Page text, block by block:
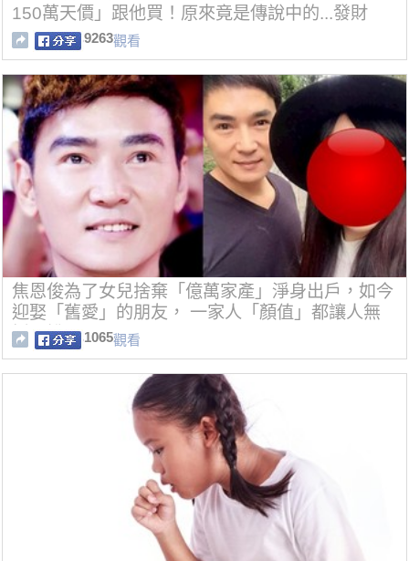
150萬天價」跟他買！原來竟是傳說中的...發財
了！
9263觀看
焦恩俊為了女兒捨棄「億萬家產」淨身出戶，如今
迎娶「舊愛」的朋友， 一家人「顏值」都讓人無
話可說.... 1065觀看